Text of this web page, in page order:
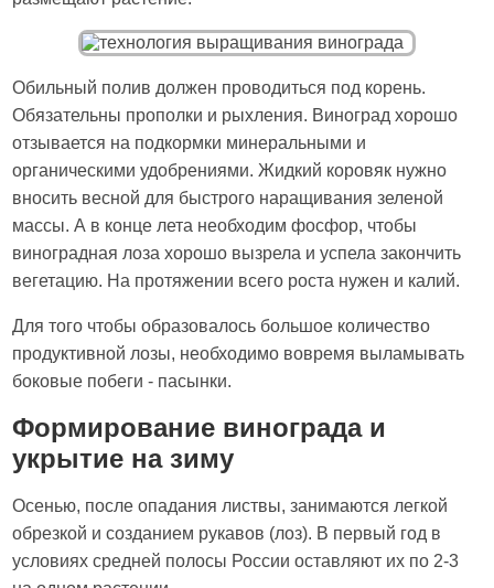
Обильный полив должен проводиться под корень.
Обязательны прополки и рыхления. Виноград хорошо
отзывается на подкормки минеральными и
органическими удобрениями. Жидкий коровяк нужно
вносить весной для быстрого наращивания зеленой
массы. А в конце лета необходим фосфор, чтобы
виноградная лоза хорошо вызрела и успела закончить
вегетацию. На протяжении всего роста нужен и калий.
Для того чтобы образовалось большое количество
продуктивной лозы, необходимо вовремя выламывать
боковые побеги - пасынки.
Формирование винограда и
укрытие на зиму
Осенью, после опадания листвы, занимаются легкой
обрезкой и созданием рукавов (лоз). В первый год в
условиях средней полосы России оставляют их по 2-3